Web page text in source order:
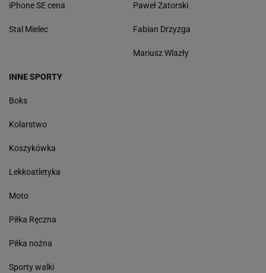
iPhone SE cena
Stal Mielec
Paweł Zatorski
Fabian Drzyzga
Mariusz Wlazły
INNE SPORTY
Boks
Kolarstwo
Koszykówka
Lekkoatletyka
Moto
Piłka Ręczna
Piłka nożna
Sporty walki